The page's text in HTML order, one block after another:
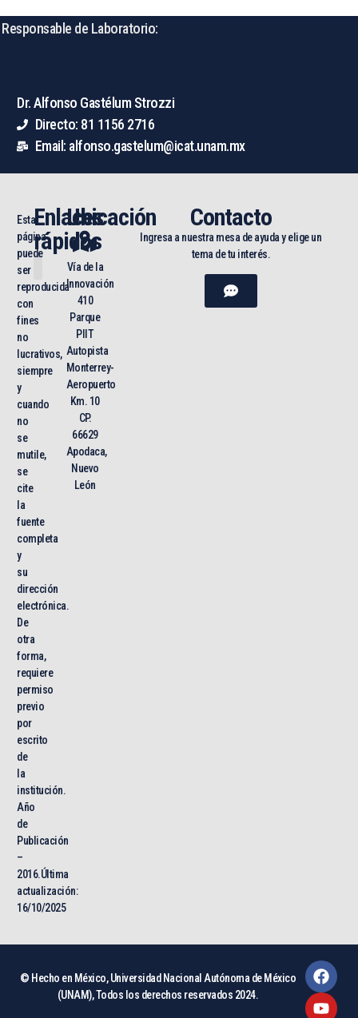
Responsable de Laboratorio:
Dr. Alfonso Gastélum Strozzi
Directo: 81 1156 2716
Email: alfonso.gastelum@icat.unam.mx
Esta
página
puede
ser
reproducida
con
fines
no
lucrativos,
siempre
y
cuando
no
se
mutile,
se
cite
la
fuente
completa
y
su
dirección
electrónica.
De
otra
forma,
requiere
permiso
previo
por
escrito
de
la
institución.
Año
de
Publicación
–
2016.Última
actualización:
16/10/2025
Enlaces
rápidos
Ubicación
Vía de la
Innovación
410
Parque
PIIT
Autopista
Monterrey-
Aeropuerto
Km. 10
CP.
66629
Apodaca,
Nuevo
León
Contacto
Ingresa a nuestra mesa de ayuda y elige un
tema de tu interés.
© Hecho en México, Universidad Nacional Autónoma de México
(UNAM), Todos los derechos reservados 2024.